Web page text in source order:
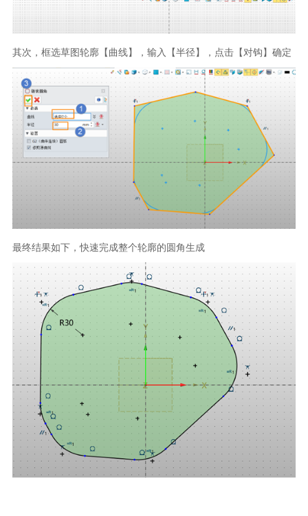
其次，框选草图轮廓【曲线】，输入【半径】，点击【对钩】确定
最终结果如下，快速完成整个轮廓的圆角生成